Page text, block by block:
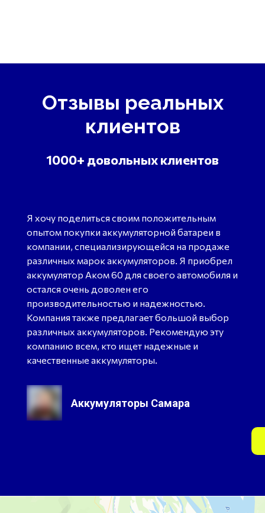
Отзывы реальных
клиентов
1000+ довольных клиентов
Я хочу поделиться своим положительным
опытом покупки аккумуляторной батареи в
компании, специализирующейся на продаже
различных марок аккумуляторов. Я приобрел
аккумулятор Аком 60 для своего автомобиля и
остался очень доволен его
производительностью и надежностью.
Компания также предлагает большой выбор
различных аккумуляторов. Рекомендую эту
компанию всем, кто ищет надежные и
качественные аккумуляторы.
Аккумуляторы Самара